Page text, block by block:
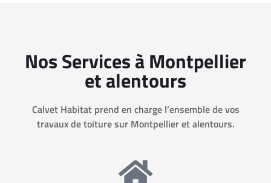
Nos Services à Montpellier
et alentours
Calvet Habitat prend en charge l’ensemble de vos
travaux de toiture sur Montpellier et alentours.